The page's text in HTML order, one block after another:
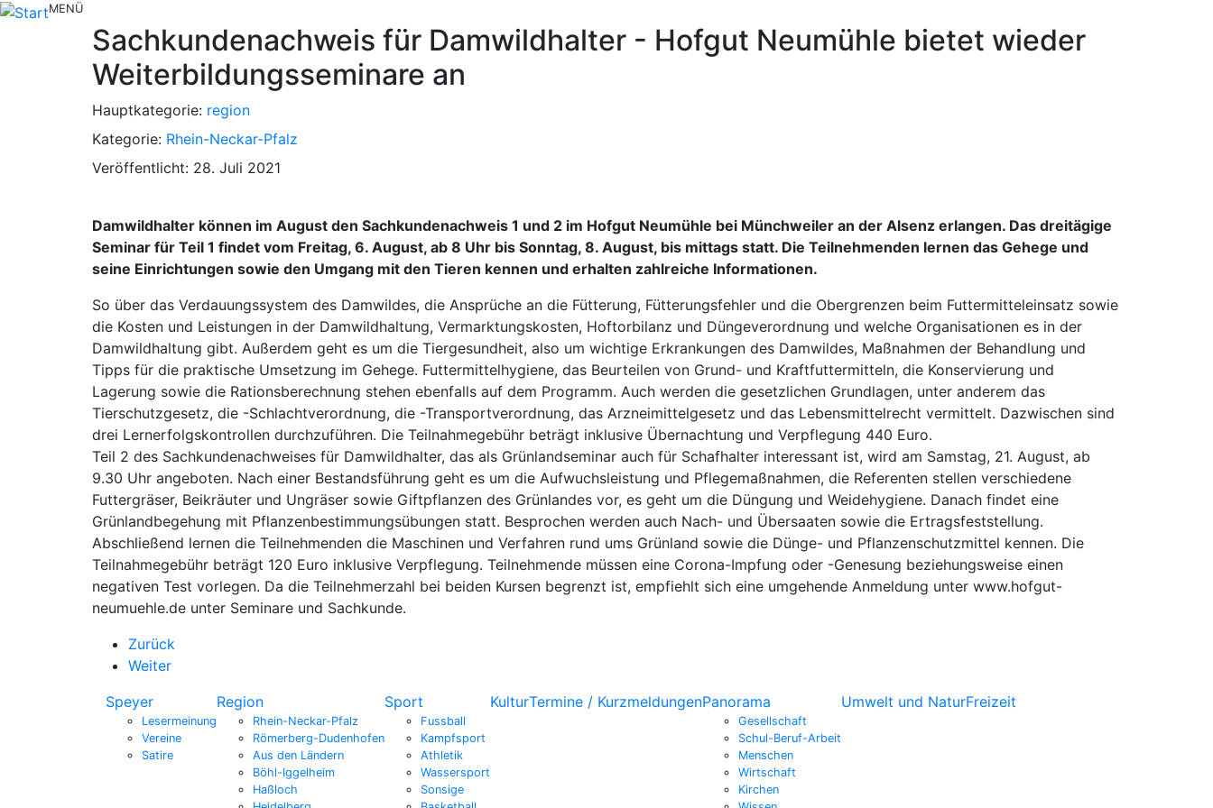
MENÜ
Sachkundenachweis für Damwildhalter - Hofgut Neumühle bietet wieder
Weiterbildungsseminare an
Hauptkategorie: region
Kategorie: Rhein-Neckar-Pfalz
Veröffentlicht: 28. Juli 2021
Damwildhalter können im August den Sachkundenachweis 1 und 2 im Hofgut Neumühle bei Münchweiler an der Alsenz erlangen. Das dreitägige
Seminar für Teil 1 findet vom Freitag, 6. August, ab 8 Uhr bis Sonntag, 8. August, bis mittags statt. Die Teilnehmenden lernen das Gehege und
seine Einrichtungen sowie den Umgang mit den Tieren kennen und erhalten zahlreiche Informationen.
So über das Verdauungssystem des Damwildes, die Ansprüche an die Fütterung, Fütterungsfehler und die Obergrenzen beim Futtermitteleinsatz sowie
die Kosten und Leistungen in der Damwildhaltung, Vermarktungskosten, Hoftorbilanz und Düngeverordnung und welche Organisationen es in der
Damwildhaltung gibt. Außerdem geht es um die Tiergesundheit, also um wichtige Erkrankungen des Damwildes, Maßnahmen der Behandlung und
Tipps für die praktische Umsetzung im Gehege. Futtermittelhygiene, das Beurteilen von Grund- und Kraftfuttermitteln, die Konservierung und
Lagerung sowie die Rationsberechnung stehen ebenfalls auf dem Programm. Auch werden die gesetzlichen Grundlagen, unter anderem das
Tierschutzgesetz, die -Schlachtverordnung, die -Transportverordnung, das Arzneimittelgesetz und das Lebensmittelrecht vermittelt. Dazwischen sind
drei Lernerfolgskontrollen durchzuführen. Die Teilnahmegebühr beträgt inklusive Übernachtung und Verpflegung 440 Euro.
Teil 2 des Sachkundenachweises für Damwildhalter, das als Grünlandseminar auch für Schafhalter interessant ist, wird am Samstag, 21. August, ab
9.30 Uhr angeboten. Nach einer Bestandsführung geht es um die Aufwuchsleistung und Pflegemaßnahmen, die Referenten stellen verschiedene
Futtergräser, Beikräuter und Ungräser sowie Giftpflanzen des Grünlandes vor, es geht um die Düngung und Weidehygiene. Danach findet eine
Grünlandbegehung mit Pflanzenbestimmungsübungen statt. Besprochen werden auch Nach- und Übersaaten sowie die Ertragsfeststellung.
Abschließend lernen die Teilnehmenden die Maschinen und Verfahren rund ums Grünland sowie die Dünge- und Pflanzenschutzmittel kennen. Die
Teilnahmegebühr beträgt 120 Euro inklusive Verpflegung. Teilnehmende müssen eine Corona-Impfung oder -Genesung beziehungsweise einen
negativen Test vorlegen. Da die Teilnehmerzahl bei beiden Kursen begrenzt ist, empfiehlt sich eine umgehende Anmeldung unter www.hofgut-
neumuehle.de unter Seminare und Sachkunde.
Zurück
Weiter
Speyer
Lesermeinung
Vereine
Satire
Region
Rhein-Neckar-Pfalz
Römerberg-Dudenhofen
Aus den Ländern
Böhl-Iggelheim
Haßloch
Sport
Fussball
Kampfsport
Athletik
Wassersport
Sonsige
KulturTermine / KurzmeldungenPanorama
Gesellschaft
Schul-Beruf-Arbeit
Menschen
Wirtschaft
Kirchen
Umwelt und NaturFreizeit